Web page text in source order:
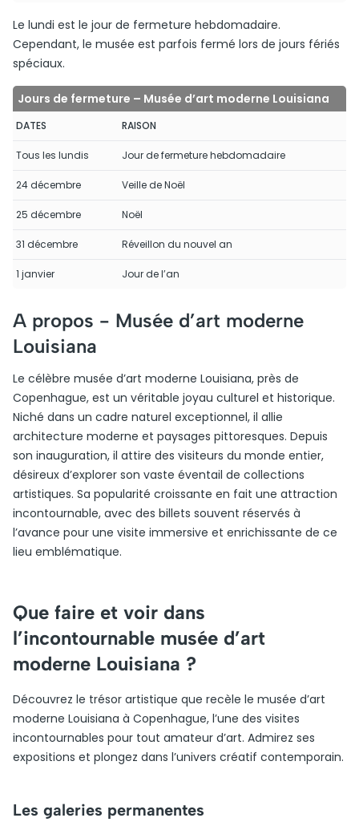
Le lundi est le jour de fermeture hebdomadaire.
Cependant, le musée est parfois fermé lors de jours fériés
spéciaux.
Jours de fermeture – Musée d’art moderne Louisiana
DATES RAISON
Tous les lundis Jour de fermeture hebdomadaire
24 décembre Veille de Noël
25 décembre Noël
31 décembre Réveillon du nouvel an
1 janvier Jour de l’an
A propos - Musée d’art moderne
Louisiana
Le célèbre musée d’art moderne Louisiana, près de
Copenhague, est un véritable joyau culturel et historique.
Niché dans un cadre naturel exceptionnel, il allie
architecture moderne et paysages pittoresques. Depuis
son inauguration, il attire des visiteurs du monde entier,
désireux d’explorer son vaste éventail de collections
artistiques. Sa popularité croissante en fait une attraction
incontournable, avec des billets souvent réservés à
l’avance pour une visite immersive et enrichissante de ce
lieu emblématique.
Que faire et voir dans
l’incontournable musée d’art
moderne Louisiana ?
Découvrez le trésor artistique que recèle le musée d’art
moderne Louisiana à Copenhague, l’une des visites
incontournables pour tout amateur d’art. Admirez ses
expositions et plongez dans l’univers créatif contemporain.
Les galeries permanentes